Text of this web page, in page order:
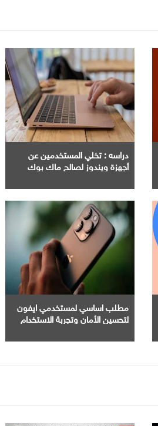
دراسه : تخلي المستخدمين عن
أجهزة ويندوز لصالح ماك بوك
مطلب اساسي لمستخدمي ايفون
لتحسين الأمان وتجربة الاستخدام